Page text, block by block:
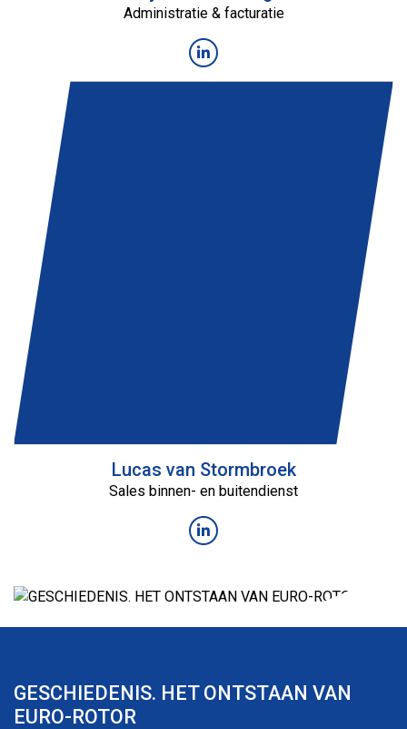
Administratie & facturatie
Lucas van Stormbroek
Sales binnen- en buitendienst
GESCHIEDENIS. HET ONTSTAAN VAN
EURO-ROTOR